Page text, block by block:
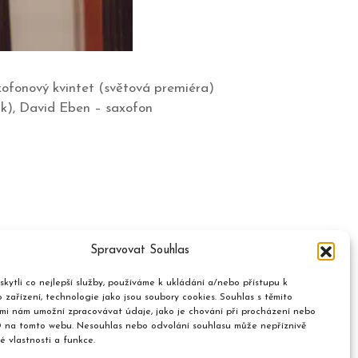
Spravovat Souhlas
co nejlepší služby, používáme k ukládání a/nebo přístupu k
zařízení, technologie jako jsou soubory cookies. Souhlas s těmito
nám umožní zpracovávat údaje, jako je chování při procházení nebo
na tomto webu. Nesouhlas nebo odvolání souhlasu může nepříznivě
vlastnosti a funkce.
kvintet (světová premiéra)
David Eben – saxofon